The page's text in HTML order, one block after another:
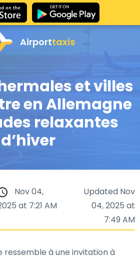
Airporttaxis
et villes
en Allemagne
relaxantes
d’hiver
Nov 04,
at 7:21 AM
Updated Nov
04, 2025 at
7:49 AM
ressemble à une invitation à